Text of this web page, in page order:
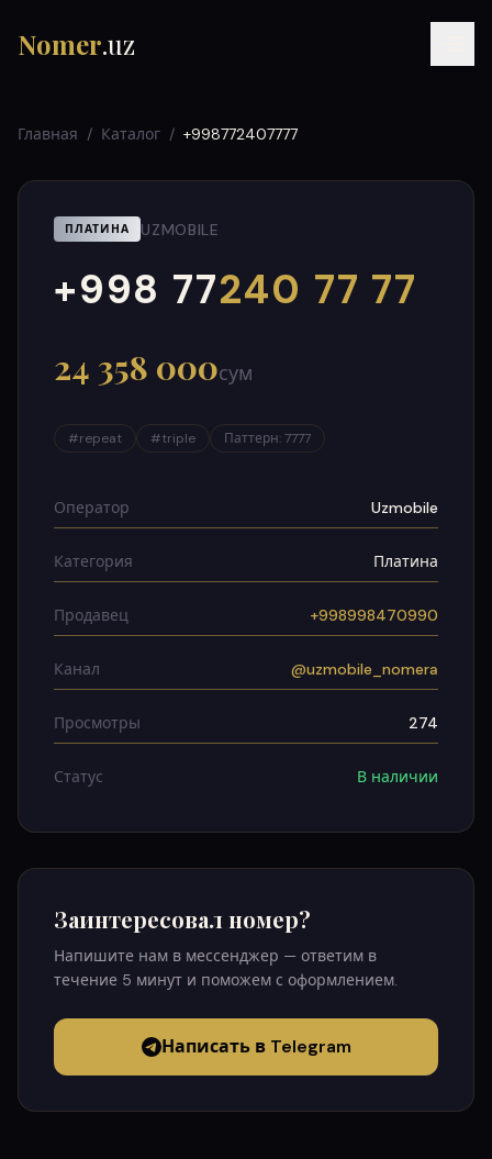
Nomer.uz
UZ УЗ
Главная / Каталог / +998772407777
ПЛАТИНА UZMOBILE
+998 77240 77 77
000
999
24 358 000сум
#repeat #triple Паттерн:7777
Оператор Uzmobile
Категория Платина
Продавец +998998470990
Канал @uzmobile_nomera
Просмотры 274
Статус В наличии
Заинтересовал номер?
Напишите нам в мессенджер — ответим в
течение 5 минут и поможем с оформлением.
Написать в Telegram